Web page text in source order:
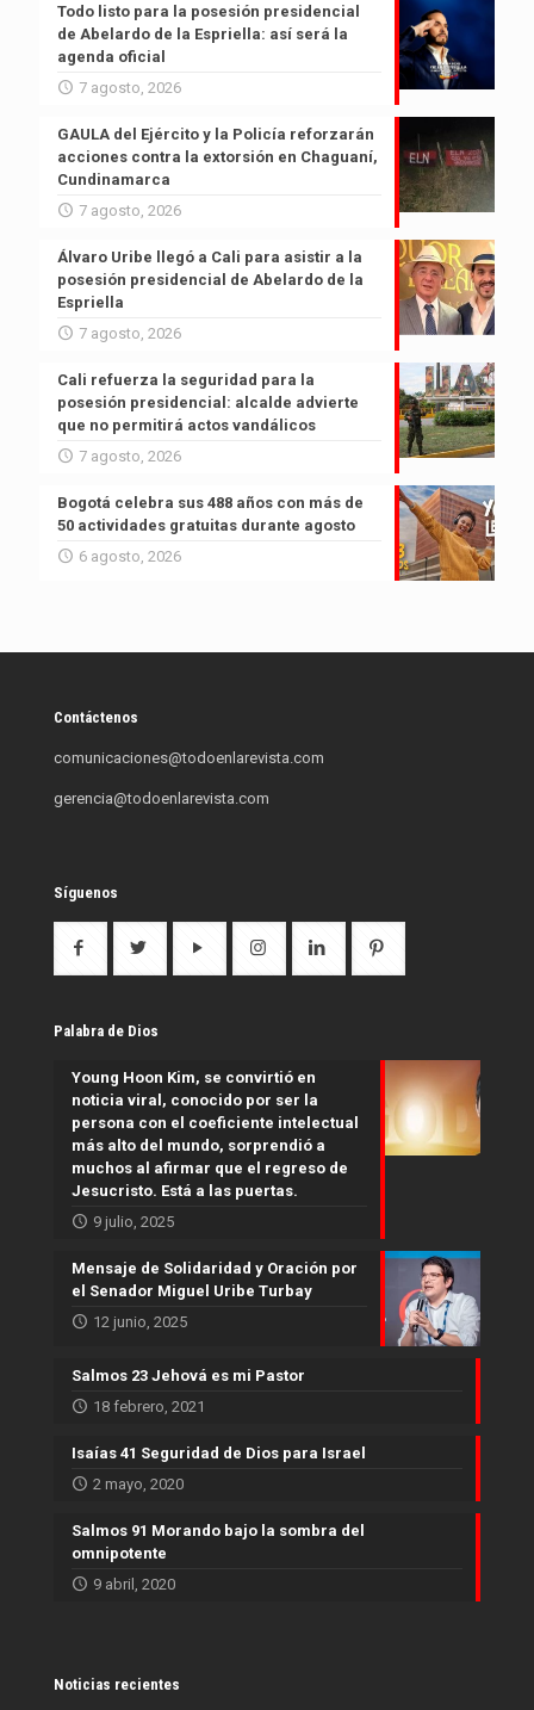
Todo listo para la posesión presidencial
de Abelardo de la Espriella: así será la
agenda oficial
7 agosto, 2026
GAULA del Ejército y la Policía reforzarán
acciones contra la extorsión en Chaguaní,
Cundinamarca
7 agosto, 2026
Álvaro Uribe llegó a Cali para asistir a la
posesión presidencial de Abelardo de la
Espriella
7 agosto, 2026
Cali refuerza la seguridad para la
posesión presidencial: alcalde advierte
que no permitirá actos vandálicos
7 agosto, 2026
Bogotá celebra sus 488 años con más de
50 actividades gratuitas durante agosto
6 agosto, 2026
Contáctenos
comunicaciones@todoenlarevista.com
gerencia@todoenlarevista.com
Síguenos
Palabra de Dios
Young Hoon Kim, se convirtió en
noticia viral, conocido por ser la
persona con el coeficiente intelectual
más alto del mundo, sorprendió a
muchos al afirmar que el regreso de
Jesucristo. Está a las puertas.
9 julio, 2025
Mensaje de Solidaridad y Oración por
el Senador Miguel Uribe Turbay
12 junio, 2025
Salmos 23 Jehová es mi Pastor
18 febrero, 2021
Isaías 41 Seguridad de Dios para Israel
2 mayo, 2020
Salmos 91 Morando bajo la sombra del
omnipotente
9 abril, 2020
Noticias recientes